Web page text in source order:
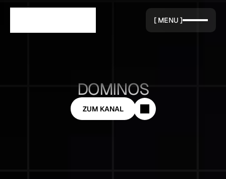
[ MENU ]
DOMINOS
ZUM KANAL